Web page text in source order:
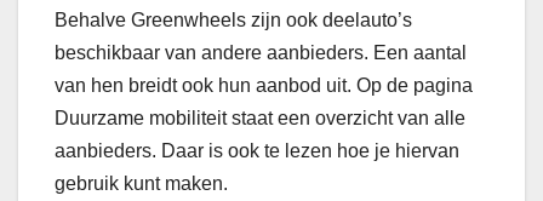
Behalve Greenwheels zijn ook deelauto’s
beschikbaar van andere aanbieders. Een aantal
van hen breidt ook hun aanbod uit. Op de pagina
Duurzame mobiliteit staat een overzicht van alle
aanbieders. Daar is ook te lezen hoe je hiervan
gebruik kunt maken.